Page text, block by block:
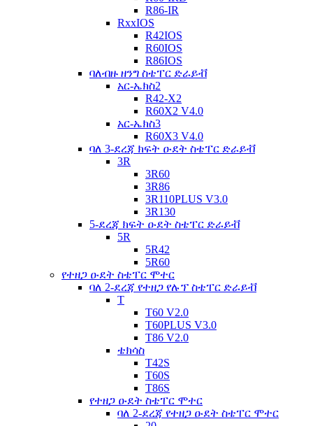
R86-IR
RxxIOS
R42IOS
R60IOS
R86IOS
ባለብዙ ዘንግ ስቴፐር ድራይቭ
አር-ኤክስ2
R42-X2
R60X2 V4.0
አር-ኤክስ3
R60X3 V4.0
ባለ 3-ደረጃ ክፍት ዑደት ስቴፐር ድራይቭ
3R
3R60
3R86
3R110PLUS V3.0
3R130
5-ደረጃ ክፍት ዑደት ስቴፐር ድራይቭ
5R
5R42
5R60
የተዘጋ ዑደት ስቴፐር ሞተር
ባለ 2-ደረጃ የተዘጋ የሉፕ ስቴፐር ድራይቭ
T
T60 V2.0
T60PLUS V3.0
T86 V2.0
ቴክሳስ
T42S
T60S
T86S
የተዘጋ ዑደት ስቴፐር ሞተር
ባለ 2-ደረጃ የተዘጋ ዑደት ስቴፐር ሞተር